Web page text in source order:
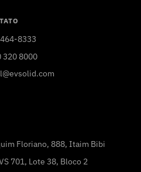
8333
320 8000
Floriano, 888, Itaim Bibi
701, Lote 38, Bloco 2